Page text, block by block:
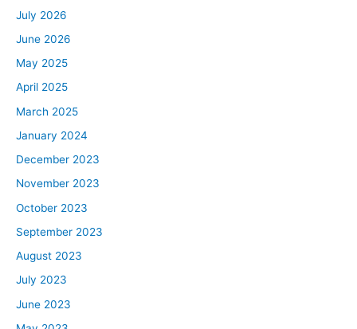
July 2026
June 2026
May 2025
April 2025
March 2025
January 2024
December 2023
November 2023
October 2023
September 2023
August 2023
July 2023
June 2023